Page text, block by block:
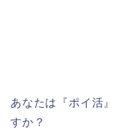
あなたは『ポイ活
すか？